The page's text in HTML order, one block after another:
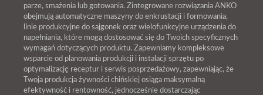
parze, smażenia lub gotowania. Zintegrowane rozwiązania ANKO
obejmują automatyczne maszyny do enkrustacji i formowania,
linie produkcyjne do sajgonek oraz wielofunkcyjne urządzenia do
napełniania, które mogą dostosować się do Twoich specyficznych
wymagań dotyczących produktu. Zapewniamy kompleksowe
wsparcie od planowania produkcji i instalacji sprzętu po
optymalizację receptur i serwis posprzedażowy, zapewniając, że
Twoja produkcja żywności chińskiej osiąga maksymalną
efektywność i rentowność, jednocześnie dostarczając